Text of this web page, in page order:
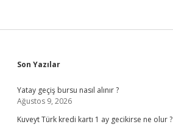
Sidebar
Son Yazılar
Yatay geçiş bursu nasıl alınır ?
Ağustos 9, 2026
Kuveyt Türk kredi kartı 1 ay gecikirse ne olur ?